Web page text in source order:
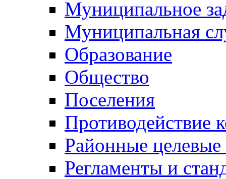
Муниципальное
Муниципальная
Образование
Общество
Поселения
Противодействие
Районные
Регламенты и